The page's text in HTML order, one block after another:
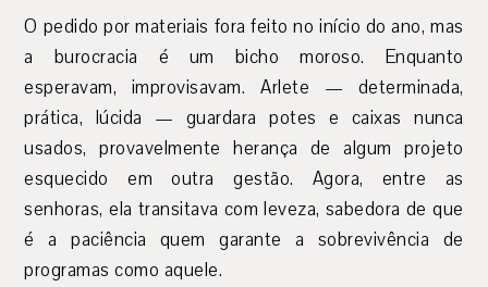
O pedido por materiais fora feito no início do ano, mas
a burocracia é um bicho moroso. Enquanto
esperavam, improvisavam. Arlete — determinada,
prática, lúcida — guardara potes e caixas nunca
usados, provavelmente herança de algum projeto
esquecido em outra gestão. Agora, entre as
senhoras, ela transitava com leveza, sabedora de que
é a paciência quem garante a sobrevivência de
programas como aquele.